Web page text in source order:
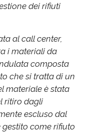
dei rifiuti
al call center,
i materiali da
composta
che si tratta di un
materiale è stata
ritiro dagli
escluso dal
come rifiuto